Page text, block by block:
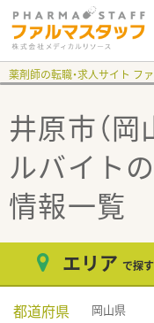
薬剤師の転職・求人サイト フ
井原市（岡
ルバイト
情報一覧
エリア で探す
都道府県 岡山県